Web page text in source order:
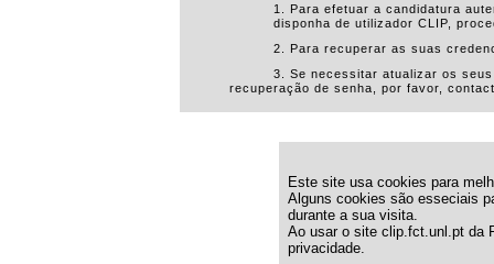
1. Para efetuar a candidatura
disponha de utilizador CLIP,
2. Para recuperar as suas
3. Se necessitar atualizar os
recuperação de senha, por favor,
Este site usa cookies para
Alguns cookies são esseciais
durante a sua visita.
Ao usar o site clip.fct.unl.pt da
privacidade.